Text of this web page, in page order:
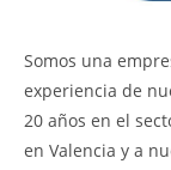
Somos una
experiencia de
20 años en el
en Valencia y a